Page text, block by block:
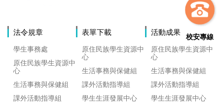
校安專線
法令規章
學生事務處
原住民族學生資源中
心
生活事務與保健組
課外活動指導組
表單下載
原住民族學生資源中
心
生活事務與保健組
課外活動指導組
學生生涯發展中心
活動成果
原住民族學生資源中
心
生活事務與保健組
課外活動指導組
學生生涯發展中心